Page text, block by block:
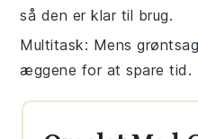
så den er klar til brug.
Multitask: Mens
æggene for at spare tid.